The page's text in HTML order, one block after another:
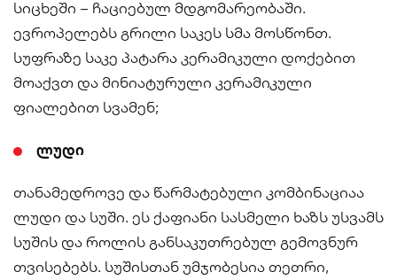
სიცხეში – ჩაციებულ მდგომარეობაში.
ევროპელებს გრილი საკეს სმა მოსწონთ.
სუფრაზე საკე პატარა კერამიკული დოქებით
მოაქვთ და მინიატურული კერამიკული
ფიალებით სვამენ;
ლუდი
თანამედროვე და წარმატებული კომბინაციაა
ლუდი და სუში. ეს ქაფიანი სასმელი ხაზს უსვამს
სუშის და როლის განსაკუთრებულ გემოვნურ
თვისებებს. სუშისთან უმჯობესია თეთრი,